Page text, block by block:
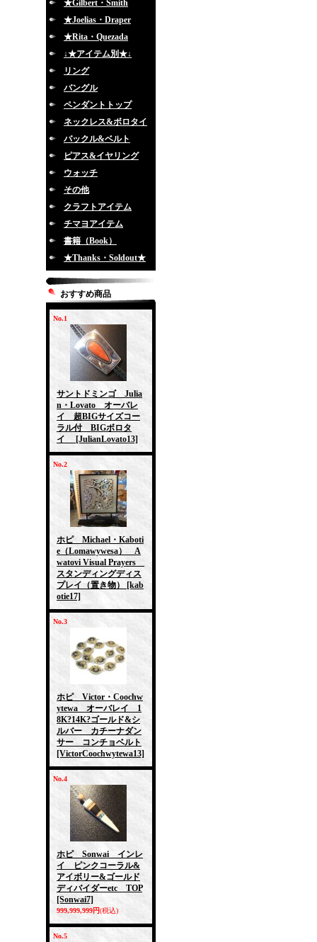
★Gilbert・Smith
★Joelias・Draper
★Rita・Quezada
↓★アイテム別★↓
リング
バングル
ペンダントトップ
ネックレス&ボロタイ
バックル&ベルト
ピアス&イヤリング
ウォッチ
その他
クラフトアイテム
チマヨアイテム
書籍（Book）
★Thanks・Soldout★
おすすめ商品
No.1
サントドミンゴ Julia
n・Lovato オーバレ
イ 超BIGサイズコー
ラル付 BIGボロタ
イ
[JulianLovato13]
No.2
ホピ Michael・Kaboti
e（Lomawywesa） A
watovi Visual Prayers
スタンディングディス
プレイ（置き物）
[kab
otie17]
No.3
ホピ Victor・Coochw
ytewa オーバレイ 1
8K?14K?ゴールド&シ
ルバー カチーナダン
サー コンチョベルト
[VictorCoochwytewa13]
No.4
ホピ Sonwai インレ
イ ピンクコーラル&
アイボリー&ゴールド
ディバイダーetc TOP
[Sonwai7]
999,999,999円(税込)
No.5